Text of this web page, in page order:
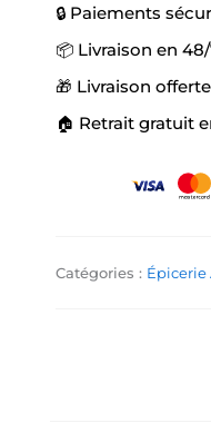
était :
8,99 €.
est :
7,50 €.
🔒 Paiements
📦 Livraison en
🎁 Livraison
🏠 Retrait gratuit
Catégories :